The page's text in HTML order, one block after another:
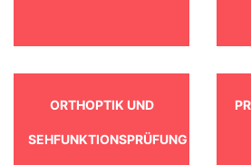
ORTHOPTIK UND
SEHFUNKTIONSPRÜFUNG